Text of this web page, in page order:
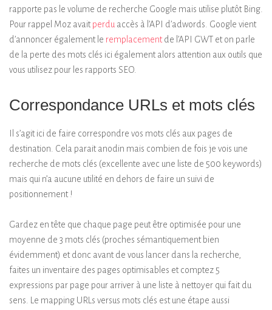
rapporte pas le volume de recherche Google mais utilise plutôt Bing.
Pour rappel Moz avaitperdu accès à l’API d’adwords. Google vient
d’annoncer également le remplacementde l’API GWT et on parle
de la perte des mots clés ici également alors attention aux outils que
vous utilisez pour les rapports SEO.
Correspondance URLs et mots clés
Il s’agit ici de faire correspondre vos mots clés aux pages de
destination. Cela parait anodin mais combien de fois je vois une
recherche de mots clés (excellente avec une liste de 500 keywords)
mais qui n’a aucune utilité en dehors de faire un suivi de
positionnement !
Gardez en tête que chaque page peut être optimisée pour une
moyenne de 3 mots clés (proches sémantiquement bien
évidemment) et donc avant de vous lancer dans la recherche,
faites un inventaire des pages optimisables et comptez 5
expressions par page pour arriver à une liste à nettoyer qui fait du
sens. Le mapping URLs versus mots clés est une étape aussi